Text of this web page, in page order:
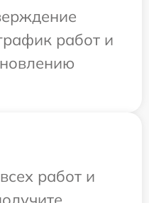
работ и
работ и